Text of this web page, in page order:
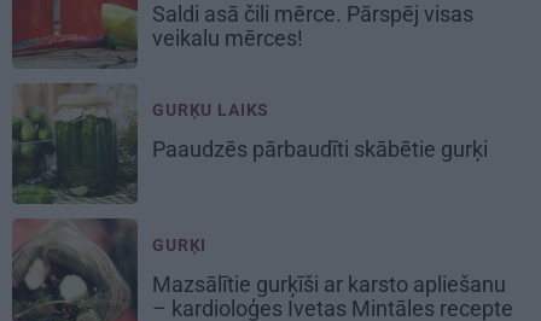
Saldi asā čili mērce. Pārspēj visas
veikalu mērces!
GURĶU LAIKS
Paaudzēs pārbaudīti skābētie gurķi
GURĶI
Mazsālītie gurķīši ar karsto apliešanu
– kardioloģes Ivetas Mintāles recepte